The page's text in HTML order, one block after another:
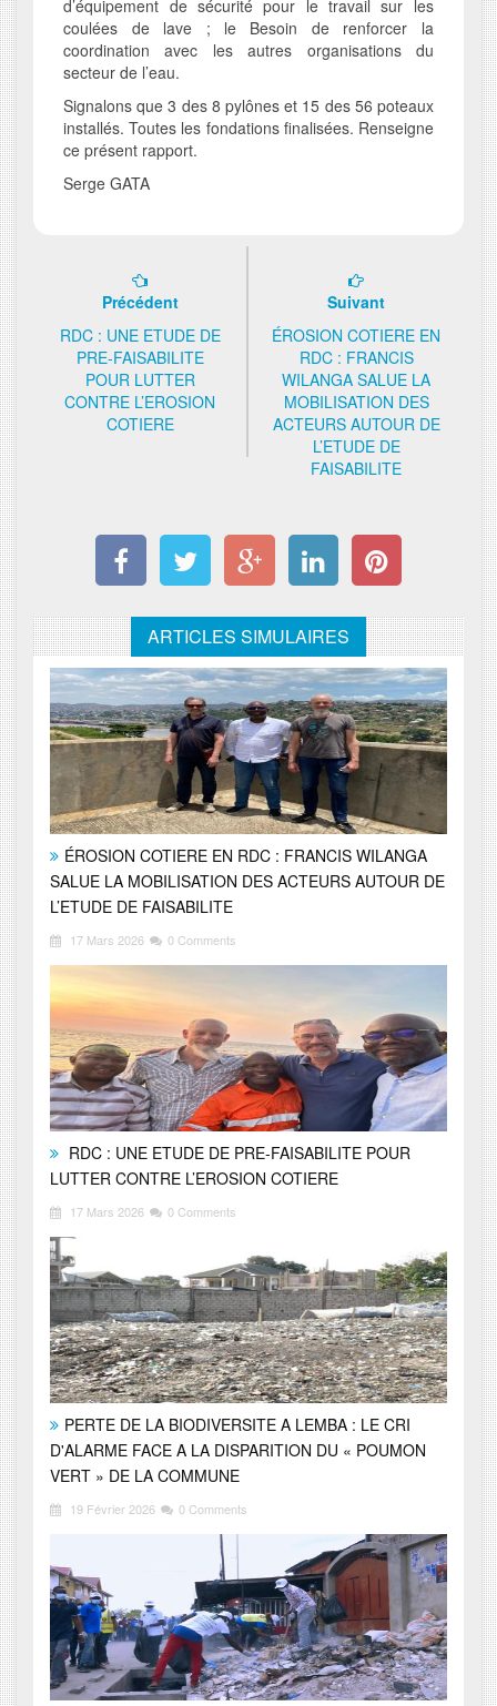
d’équipement de sécurité pour le travail sur les
coulées de lave ; le Besoin de renforcer la
coordination avec les autres organisations du
secteur de l’eau.
Signalons que 3 des 8 pylônes et 15 des 56 poteaux
installés. Toutes les fondations finalisées. Renseigne
ce présent rapport.
Serge GATA
Précédent
RDC : UNE ETUDE DE
PRE-FAISABILITE
POUR LUTTER
CONTRE L’EROSION
COTIERE
Suivant
ÉROSION COTIERE EN
RDC : FRANCIS
WILANGA SALUE LA
MOBILISATION DES
ACTEURS AUTOUR DE
L’ETUDE DE
FAISABILITE
ARTICLES SIMULAIRES
ÉROSION COTIERE EN RDC : FRANCIS WILANGA
SALUE LA MOBILISATION DES ACTEURS AUTOUR DE
L’ETUDE DE FAISABILITE
17 Mars 2026 0 Comments
RDC : UNE ETUDE DE PRE-FAISABILITE POUR
LUTTER CONTRE L’EROSION COTIERE
17 Mars 2026 0 Comments
PERTE DE LA BIODIVERSITE A LEMBA : LE CRI
D'ALARME FACE A LA DISPARITION DU « POUMON
VERT » DE LA COMMUNE
19 Février 2026 0 Comments